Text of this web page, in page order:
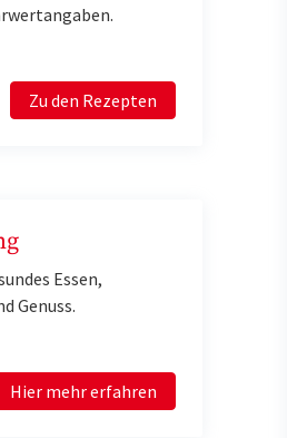
Zu den Rezepten
Essen,
Genuss.
Hier mehr erfahren